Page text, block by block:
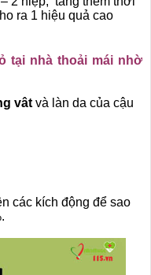
ra 1 hiệu quả cao
tại nhà thoải mái nhờ
vât và làn da của cậu
các kích động để sao